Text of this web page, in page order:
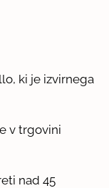
ki je izvirnega
v trgovini
nad 45